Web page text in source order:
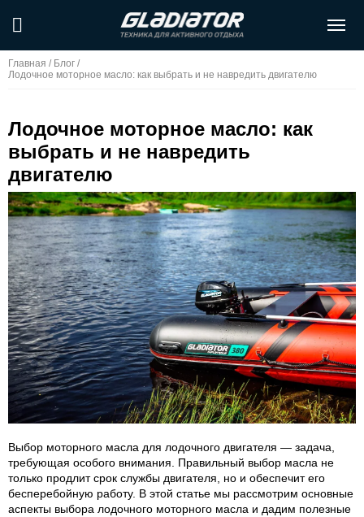
Главная / Блог /
Лодочное моторное масло: как выбрать и не навредить двигателю
Лодочное моторное масло: как
выбрать и не навредить
двигателю
Выбор моторного масла для лодочного двигателя — задача,
требующая особого внимания. Правильный выбор масла не
только продлит срок службы двигателя, но и обеспечит его
бесперебойную работу. В этой статье мы рассмотрим основные
аспекты выбора лодочного моторного масла и дадим полезные